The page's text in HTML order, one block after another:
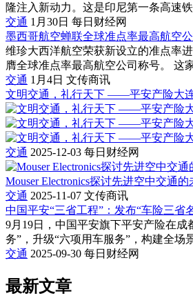
隆注入新动力。这是印尼第一条高速
交通 1月30日 每日财经网
墨西哥航空蝉联全球准点率最高航空
维珍大西洋航空荣获新设立的准点率
膺全球准点率最高航空公司称号。 这
交通 1月4日 文传商讯
文明交通，礼行天下 ——平安产险大
交通 2025-12-03 每日财经网
Mouser Electronics探讨先进空中交通
交通 2025-11-07 文传商讯
中国平安“三省工程”：发布“车险三省
9月19日，中国平安旗下平安产险在
务”，升级“六项用车服务”，构建全场
交通 2025-09-30 每日财经网
最新文章